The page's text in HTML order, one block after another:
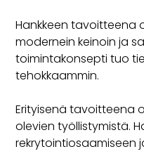
Hankkeen tavoitteena
modernein keinoin ja
toimintakonsepti tuo
tehokkaammin.
Erityisenä tavoitteena
olevien työllistymistä.
rekrytointiosaamiseen